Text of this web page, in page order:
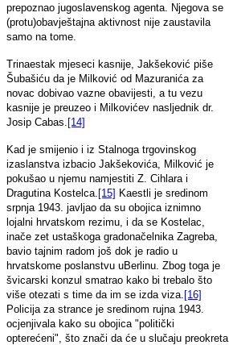
prepoznao jugoslavenskog agenta. Njegova se
(protu)obavještajna aktivnost nije zaustavila
samo na tome.
Trinaestak mjeseci kasnije, Jakšeković piše
Šubašiću da je Milković od Mazuranića za
novac dobivao vazne obavijesti, a tu vezu
kasnije je preuzeo i Milkovićev nasljednik dr.
Josip Cabas. [14]
Kad je smijenio i iz Stalnoga trgovinskog
izaslanstva izbacio Jakšekovića, Milković je
pokušao u njemu namjestiti Z. Cihlara i
Dragutina Kostelca. [15] Kaestli je sredinom
srpnja 1943. javljao da su obojica iznimno
lojalni hrvatskom rezimu, i da se Kostelac,
inače zet ustaškoga gradonačelnika Zagreba,
bavio tajnim radom još dok je radio u
hrvatskome poslanstvu uBerlinu. Zbog toga je
švicarski konzul smatrao kako bi trebalo što
više otezati s time da im se izda viza. [16]
Policija za strance je sredinom rujna 1943.
ocjenjivala kako su obojica "politički
opterećeni", što znači da će u slučaju preokreta